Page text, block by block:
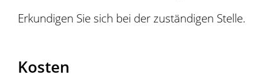
Erkundigen Sie sich bei der zuständigen Stelle.
Kosten